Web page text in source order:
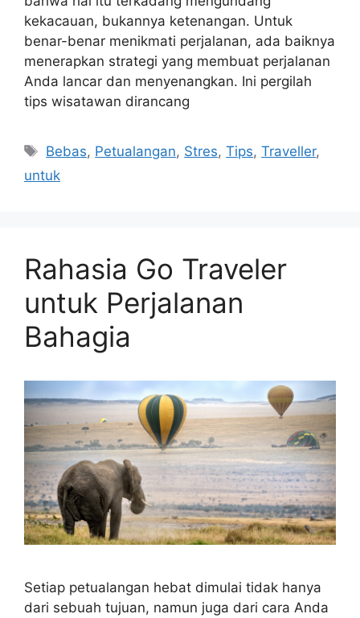
kekacauan, bukannya ketenangan. Untuk
benar-benar menikmati perjalanan, ada baiknya
menerapkan strategi yang membuat perjalanan
Anda lancar dan menyenangkan. Ini pergilah
tips wisatawan dirancang
Tags
Bebas, Petualangan, Stres,Tips,Traveller,
untuk
Rahasia Go Traveler
untuk Perjalanan
Bahagia
Setiap petualangan hebat dimulai tidak hanya
dari sebuah tujuan, namun juga dari cara Anda